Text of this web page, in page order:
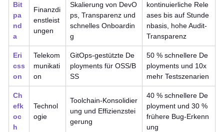
Bit
pa
nd
a
Finanzdi
enstleist
ungen
Skalierung von DevO
ps, Transparenz und
schnelles Onboardin
g
kontinuierliche Rele
ases bis auf Stunde
nbasis, hohe Audit-
Transparenz
Eri
css
on
Telekom
munikati
on
GitOps-gestützte De
ployments für OSS/B
SS
50 % schnellere De
ployments und 10x
mehr Testszenarien
Ch
efk
oc
h
Technol
ogie
Toolchain-Konsolidier
ung und Effizienzstei
gerung
40 % schnellere De
ployment und 30 %
frühere Bug-Erkenn
ung